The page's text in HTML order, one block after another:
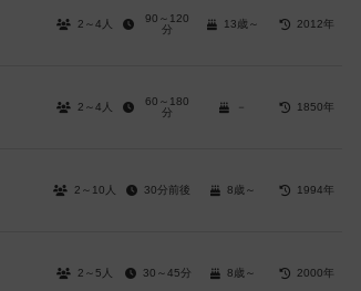
2～4人
90～120
分
13歳～ 2012年
2～4人
60～180
分
－ 1850年
2～10人 30分前後 8歳～ 1994年
2～5人 30～45分 8歳～ 2000年